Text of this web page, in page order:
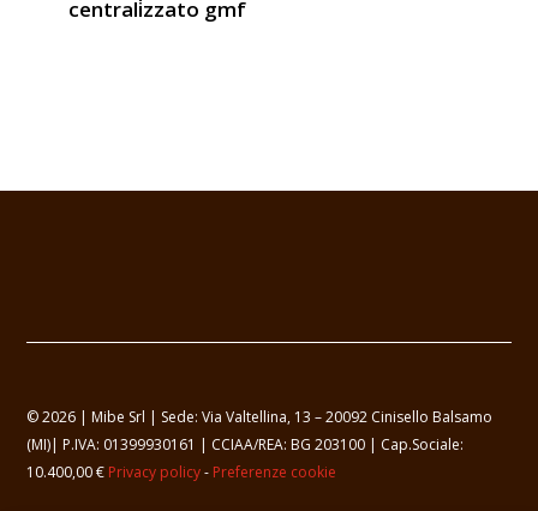
centralizzato gmf
© 2026 | Mibe Srl | Sede: Via Valtellina, 13 – 20092 Cinisello Balsamo
(MI)| P.IVA: 01399930161 | CCIAA/REA: BG 203100 | Cap.Sociale:
10.400,00 € Privacy policy- Preferenze cookie